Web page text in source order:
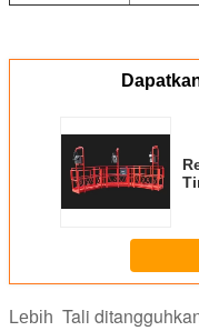
Lebih Tali